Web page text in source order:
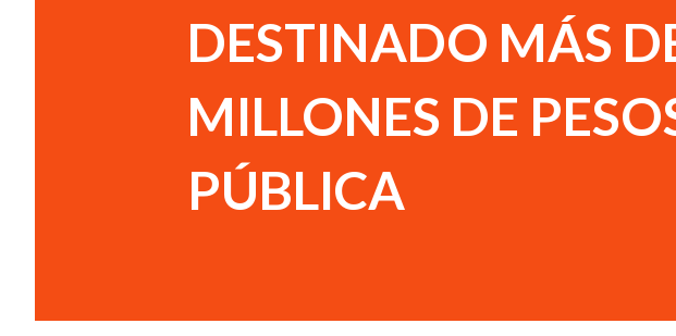
DESTINADO MÁS
MILLONES DE
PÚBLICA